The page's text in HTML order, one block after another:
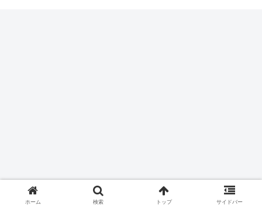
ホーム 検索 トップ サイドバー